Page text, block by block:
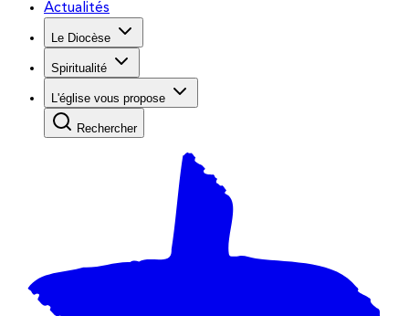
Actualités
Le Diocèse
Spiritualité
L'église vous propose
Rechercher